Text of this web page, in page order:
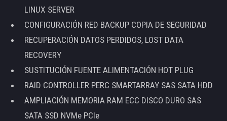
LINUX SERVER
CONFIGURACIÓN RED BACKUP COPIA DE SEGURIDAD
RECUPERACIÓN DATOS PERDIDOS, LOST DATA
RECOVERY
SUSTITUCIÓN FUENTE ALIMENTACIÓN HOT PLUG
RAID CONTROLLER PERC SMARTARRAY SAS SATA HDD
AMPLIACIÓN MEMORIA RAM ECC DISCO DURO SAS
SATA SSD NVMe PCIe